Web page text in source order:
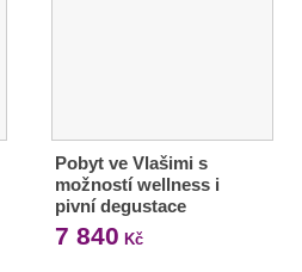
Pobyt ve Vlašimi s
možností wellness i
pivní degustace
7 840 Kč